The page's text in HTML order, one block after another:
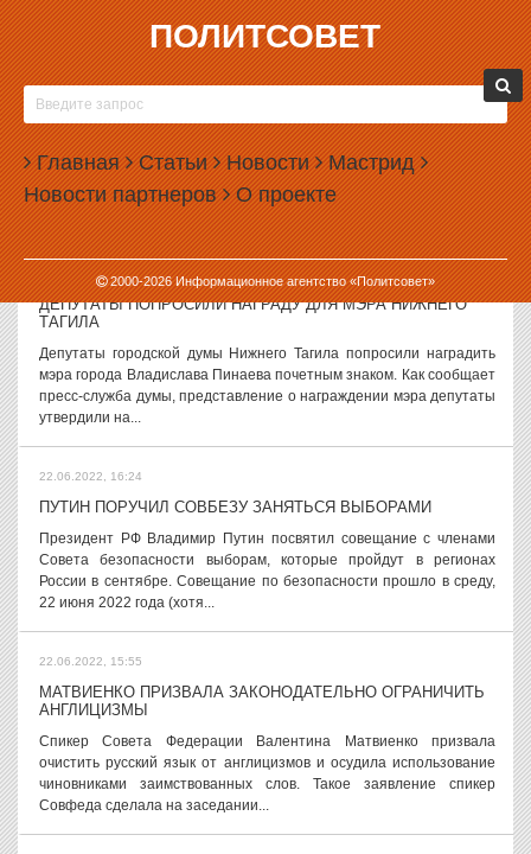
ПОЛИТСОВЕТ
Главная Статьи Новости Мастрид
Новости партнеров О проекте
2000-2026Информационное агентство «Политсовет»
22.06.2022, 17:58
В ЕКАТЕРИНБУРГЕ ВО ВРЕМЯ «НОЧИ МУЗЫКИ» СМОГУТ
ПЕРЕКРЫВАТЬ УЛИЦЫ
В Екатеринбурге во время фестиваля «Ночь музыки» власти
смогут перекрывать улицы в центре города. Как пояснили в пресс-
службе городской администрации, улицы в районе главных
площадок фестиваля будут...
22.06.2022, 16:57
ДЕПУТАТЫ ПОПРОСИЛИ НАГРАДУ ДЛЯ МЭРА НИЖНЕГО
ТАГИЛА
Депутаты городской думы Нижнего Тагила попросили наградить
мэра города Владислава Пинаева почетным знаком. Как сообщает
пресс-служба думы, представление о награждении мэра депутаты
утвердили на...
22.06.2022, 16:24
ПУТИН ПОРУЧИЛ СОВБЕЗУ ЗАНЯТЬСЯ ВЫБОРАМИ
Президент РФ Владимир Путин посвятил совещание с членами
Совета безопасности выборам, которые пройдут в регионах
России в сентябре. Совещание по безопасности прошло в среду,
22 июня 2022 года (хотя...
22.06.2022, 15:55
МАТВИЕНКО ПРИЗВАЛА ЗАКОНОДАТЕЛЬНО ОГРАНИЧИТЬ
АНГЛИЦИЗМЫ
Спикер Совета Федерации Валентина Матвиенко призвала
очистить русский язык от англицизмов и осудила использование
чиновниками заимствованных слов. Такое заявление спикер
Совфеда сделала на заседании...